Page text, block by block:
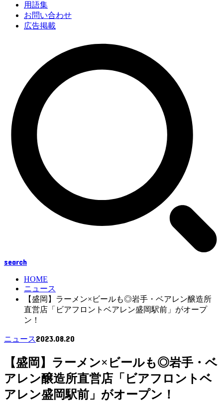
用語集
お問い合わせ
広告掲載
search
HOME
ニュース
【盛岡】ラーメン×ビールも◎岩手・ベアレン醸造所
直営店「ビアフロントベアレン盛岡駅前」がオープ
ン！
ニュース2023.08.20
【盛岡】ラーメン×ビールも◎岩手・ベ
アレン醸造所直営店「ビアフロントベ
アレン盛岡駅前」がオープン！